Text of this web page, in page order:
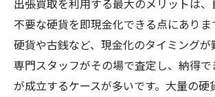
出張買取を利用する最大のメリットは、
不要な硬貨を即現金化できる点にありま
硬貨や古銭など、現金化のタイミングが
専門スタッフがその場で査定し、納得で
が成立するケースが多いです。大量の硬